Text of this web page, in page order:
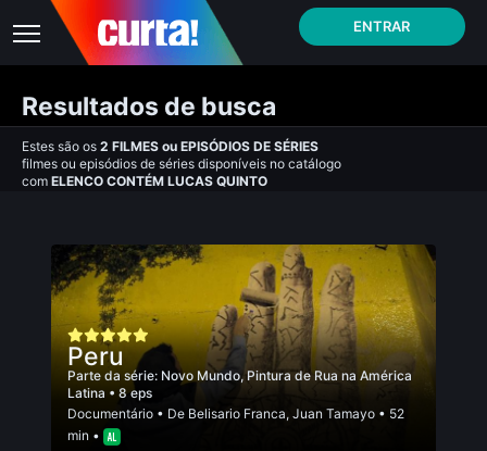
ENTRAR
Resultados de busca
Estes são os 2 FILMES ou EPISÓDIOS DE SÉRIES
filmes ou episódios de séries disponíveis no catálogo
com ELENCO CONTÉM LUCAS QUINTO
Peru
Parte da série: Novo Mundo, Pintura de Rua na América
Latina • 8 eps
Documentário • De Belisario Franca, Juan Tamayo • 52
min •